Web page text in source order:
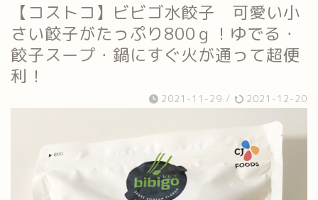
【コストコ】ビビゴ水餃子 可愛い小
さい餃子がたっぷり800ｇ！ゆでる・
餃子スープ・鍋にすぐ火が通って超便
利！
2021-11-29 / 2021-12-20